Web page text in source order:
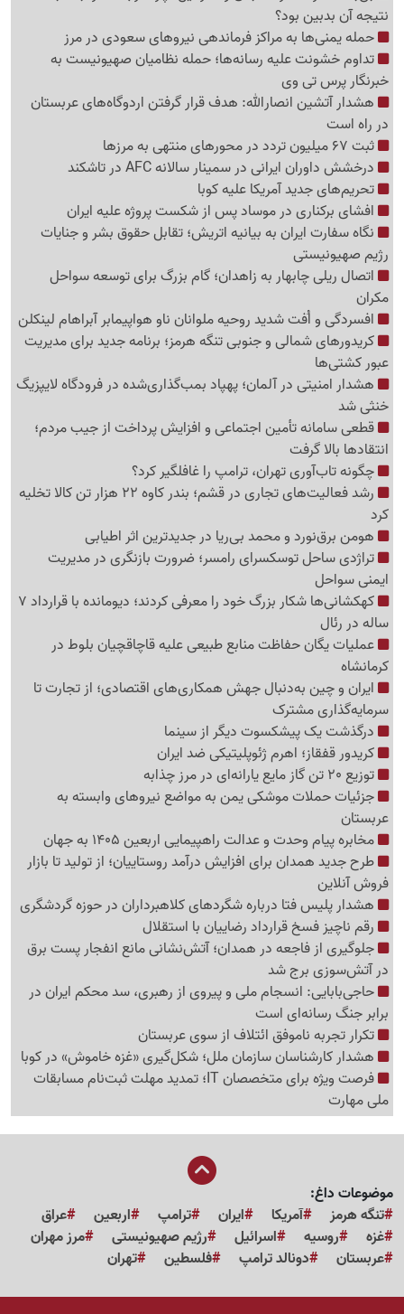
نتیجه آن بدبین بود؟
حمله یمنی‌ها به مراکز فرماندهی نیروهای سعودی در مرز
تداوم خشونت علیه رسانه‌ها؛ حمله نظامیان صهیونیست به
خبرنگار پرس تی وی
هشدار آتشین انصارالله: هدف قرار گرفتن اردوگاه‌های عربستان
در راه است
ثبت 67 میلیون تردد در محورهای منتهی به مرزها
درخشش داوران ایرانی در سمینار سالانه AFC در تاشکند
تحریم‌های جدید آمریکا علیه کوبا
افشای برکناری در موساد پس از شکست پروژه علیه ایران
نگاه سفارت ایران به بیانیه اتریش؛ تقابل حقوق بشر و جنایات
رژیم صهیونیستی
اتصال ریلی چابهار به زاهدان؛ گام بزرگ برای توسعه سواحل
مکران
افسردگی و اُفت شدید روحیه ملوانان ناو هواپیمابر آبراهام لینکلن
کریدورهای شمالی و جنوبی تنگه هرمز؛ برنامه جدید برای مدیریت
عبور کشتی‌ها
هشدار امنیتی در آلمان؛ پهپاد بمب‌گذاری‌شده در فرودگاه لایپزیگ
خنثی شد
قطعی سامانه تأمین اجتماعی و افزایش پرداخت از جیب مردم؛
انتقادها بالا گرفت
چگونه تاب‌آوری تهران، ترامپ را غافلگیر کرد؟
رشد فعالیت‌های تجاری در قشم؛ بندر کاوه 22 هزار تن کالا تخلیه
کرد
هومن برق‌نورد و محمد بی‌ریا در جدیدترین اثر اطیابی
تراژدی ساحل توسکسرای رامسر؛ ضرورت بازنگری در مدیریت
ایمنی سواحل
کهکشانی‌ها شکار بزرگ خود را معرفی کردند؛ دیومانده با قرارداد 7
ساله در رئال
عملیات یگان حفاظت منابع طبیعی علیه قاچاقچیان بلوط در
کرمانشاه
ایران و چین به‌دنبال جهش همکاری‌های اقتصادی؛ از تجارت تا
سرمایه‌گذاری مشترک
درگذشت یک پیشکسوت دیگر از سینما
کریدور قفقاز؛ اهرم ژئوپلیتیکی ضد ایران
توزیع 20 تن گاز مایع یارانه‌ای در مرز چذابه
جزئیات حملات موشکی یمن به مواضع نیروهای وابسته به
عربستان
مخابره پیام وحدت و عدالت راهپیمایی اربعین 1405 به جهان
طرح جدید همدان برای افزایش درآمد روستاییان؛ از تولید تا بازار
فروش آنلاین
هشدار پلیس فتا درباره شگردهای کلاهبرداران در حوزه گردشگری
رقم ناچیز فسخ قرارداد رضاییان با استقلال
جلوگیری از فاجعه در همدان؛ آتش‌نشانی مانع انفجار پست برق
در آتش‌سوزی برج شد
حاجی‌بابایی: انسجام ملی و پیروی از رهبری، سد محکم ایران در
برابر جنگ رسانه‌ای است
تکرار تجربه ناموفق ائتلاف از سوی عربستان
هشدار کارشناسان سازمان ملل؛ شکل‌گیری «غزه‌ خاموش» در کوبا
فرصت ویژه برای متخصصان IT؛ تمدید مهلت ثبت‌نام مسابقات
ملی مهارت
موضوعات داغ:
تنگه هرمز
آمریکا ایران ترامپ اربعین
عراق
غزه
روسیه اسرائیل رژیم صهیونیستی
مرز مهران
عربستان
دونالد ترامپ فلسطین تهران